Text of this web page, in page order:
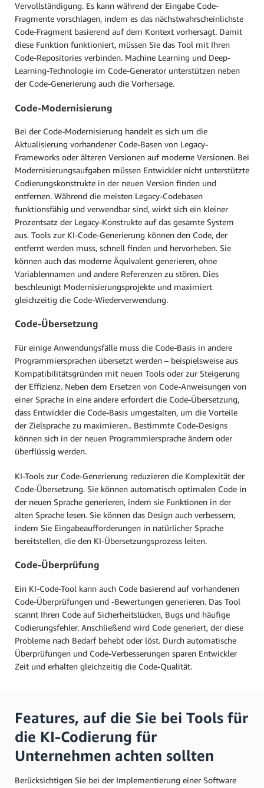
Vervollständigung. Es kann während der Eingabe Code-
Fragmente vorschlagen, indem es das nächstwahrscheinlichste
Code-Fragment basierend auf dem Kontext vorhersagt. Damit
diese Funktion funktioniert, müssen Sie das Tool mit Ihren
Code-Repositories verbinden. Machine Learning und Deep-
Learning-Technologie im Code-Generator unterstützen neben
der Code-Generierung auch die Vorhersage.
Code-Modernisierung
Bei der Code-Modernisierung handelt es sich um die
Aktualisierung vorhandener Code-Basen von Legacy-
Frameworks oder älteren Versionen auf moderne Versionen. Bei
Modernisierungsaufgaben müssen Entwickler nicht unterstützte
Codierungskonstrukte in der neuen Version finden und
entfernen. Während die meisten Legacy-Codebasen
funktionsfähig und verwendbar sind, wirkt sich ein kleiner
Prozentsatz der Legacy-Konstrukte auf das gesamte System
aus. Tools zur KI-Code-Generierung können den Code, der
entfernt werden muss, schnell finden und hervorheben. Sie
können auch das moderne Äquivalent generieren, ohne
Variablennamen und andere Referenzen zu stören. Dies
beschleunigt Modernisierungsprojekte und maximiert
gleichzeitig die Code-Wiederverwendung.
Code-Übersetzung
Für einige Anwendungsfälle muss die Code-Basis in andere
Programmiersprachen übersetzt werden – beispielsweise aus
Kompatibilitätsgründen mit neuen Tools oder zur Steigerung
der Effizienz. Neben dem Ersetzen von Code-Anweisungen von
einer Sprache in eine andere erfordert die Code-Übersetzung,
dass Entwickler die Code-Basis umgestalten, um die Vorteile
der Zielsprache zu maximieren.. Bestimmte Code-Designs
können sich in der neuen Programmiersprache ändern oder
überflüssig werden.
KI-Tools zur Code-Generierung reduzieren die Komplexität der
Code-Übersetzung. Sie können automatisch optimalen Code in
der neuen Sprache generieren, indem sie Funktionen in der
alten Sprache lesen. Sie können das Design auch verbessern,
indem Sie Eingabeaufforderungen in natürlicher Sprache
bereitstellen, die den KI-Übersetzungsprozess leiten.
Code-Überprüfung
Ein KI-Code-Tool kann auch Code basierend auf vorhandenen
Code-Überprüfungen und -Bewertungen generieren. Das Tool
scannt Ihren Code auf Sicherheitslücken, Bugs und häufige
Codierungsfehler. Anschließend wird Code generiert, der diese
Probleme nach Bedarf behebt oder löst. Durch automatische
Überprüfungen und Code-Verbesserungen sparen Entwickler
Zeit und erhalten gleichzeitig die Code-Qualität.
Features, auf die Sie bei Tools für
die KI-Codierung für
Unternehmen achten sollten
Berücksichtigen Sie bei der Implementierung einer Software